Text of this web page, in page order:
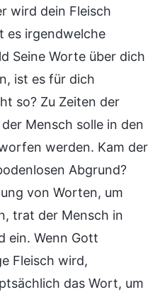
wird dein Fleisch
es irgendwelche
Seine Worte über dich
ist es für dich
so? Zu Zeiten der
Mensch solle in den
werden. Kam der
Abgrund?
von Worten, um
trat der Mensch in
ein. Wenn Gott
Fleisch wird,
das Wort, um